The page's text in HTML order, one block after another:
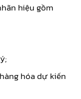
hiệu gồm
hóa dự kiến